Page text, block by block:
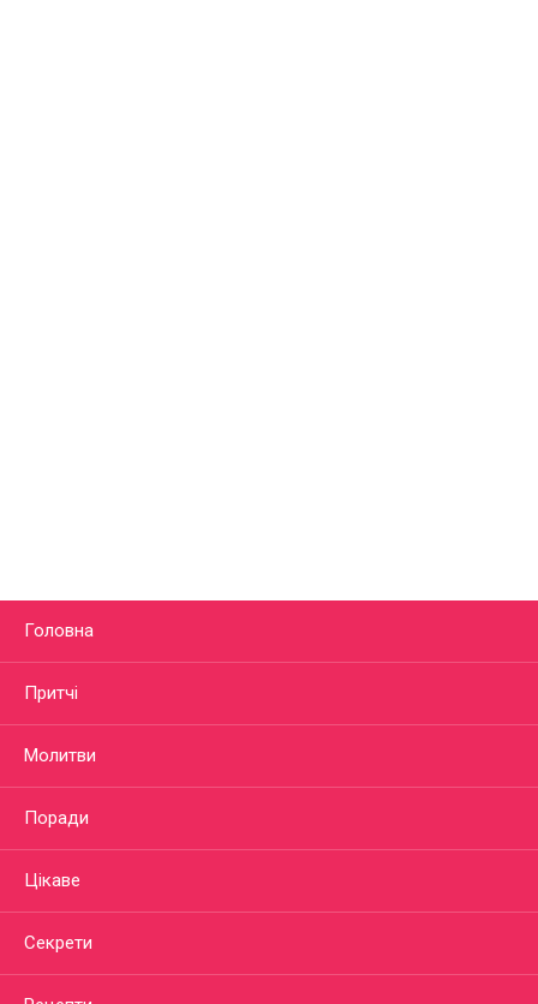
Головна
Притчі
Молитви
Поради
Цікаве
Секрети